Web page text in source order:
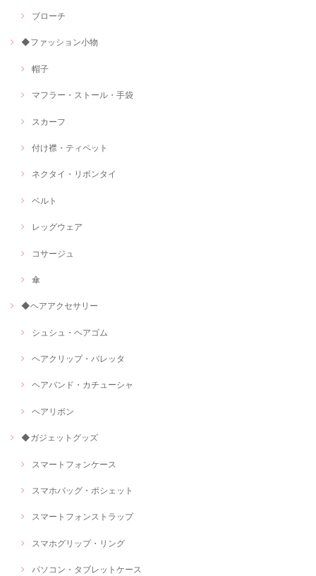
ブローチ
◆ファッション小物
帽子
マフラー・ストール・手袋
スカーフ
付け襟・ティペット
ネクタイ・リボンタイ
ベルト
レッグウェア
コサージュ
傘
◆ヘアアクセサリー
シュシュ・ヘアゴム
ヘアクリップ・バレッタ
ヘアバンド・カチューシャ
ヘアリボン
◆ガジェットグッズ
スマートフォンケース
スマホバッグ・ポシェット
スマートフォンストラップ
スマホグリップ・リング
パソコン・タブレットケース